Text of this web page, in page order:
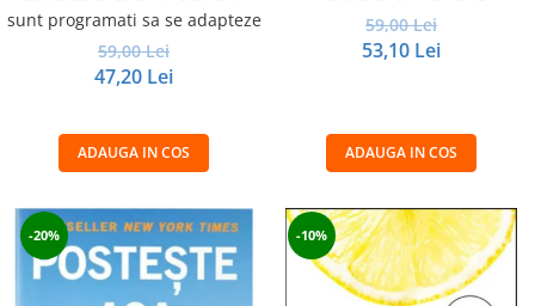
sunt programati sa se adapteze
59,00 Lei
47,20 Lei
ADAUGA IN COS
59,00 Lei
53,10 Lei
ADAUGA IN COS
-20% -10%